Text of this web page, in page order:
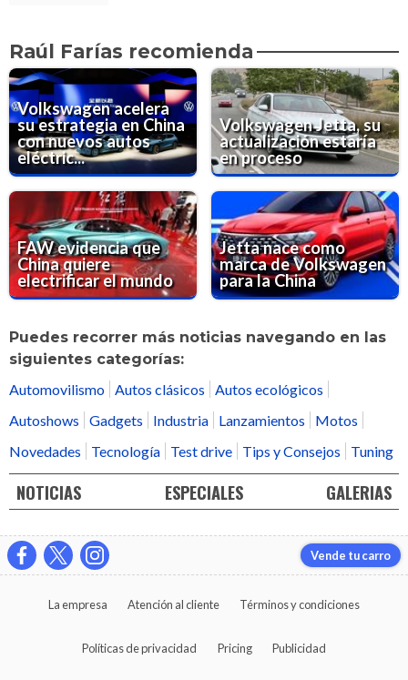
Raúl Farías recomienda
Volkswagen acelera
su estrategia en China
con nuevos autos
eléctric...
Volkswagen Jetta, su
actualización estaría
en proceso
FAW evidencia que
China quiere
electrificar el mundo
Jetta nace como
marca de Volkswagen
para la China
Puedes recorrer más noticias navegando en las
siguientes categorías:
Automovilismo Autos clásicos
Autos ecológicos
Autoshows
Gadgets Industria Lanzamientos
Motos
Novedades
Tecnología Test drive Tips y Consejos Tuning
NOTICIAS ESPECIALES GALERIAS
Vende tu carro
La empresa Atención al cliente Términos y condiciones
Políticas de privacidad Pricing Publicidad